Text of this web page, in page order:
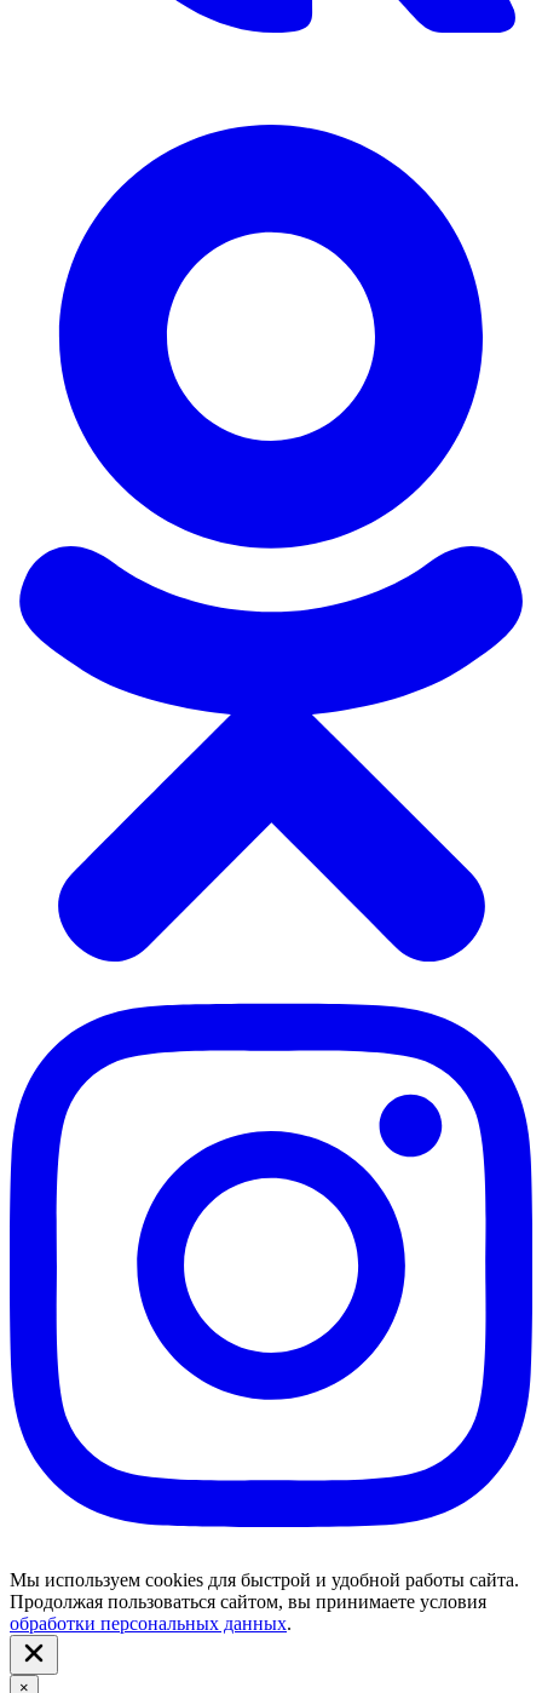
Мы используем cookies для быстрой и удобной работы сайта.
Продолжая пользоваться сайтом, вы принимаете условия
обработки персональных данных.
×